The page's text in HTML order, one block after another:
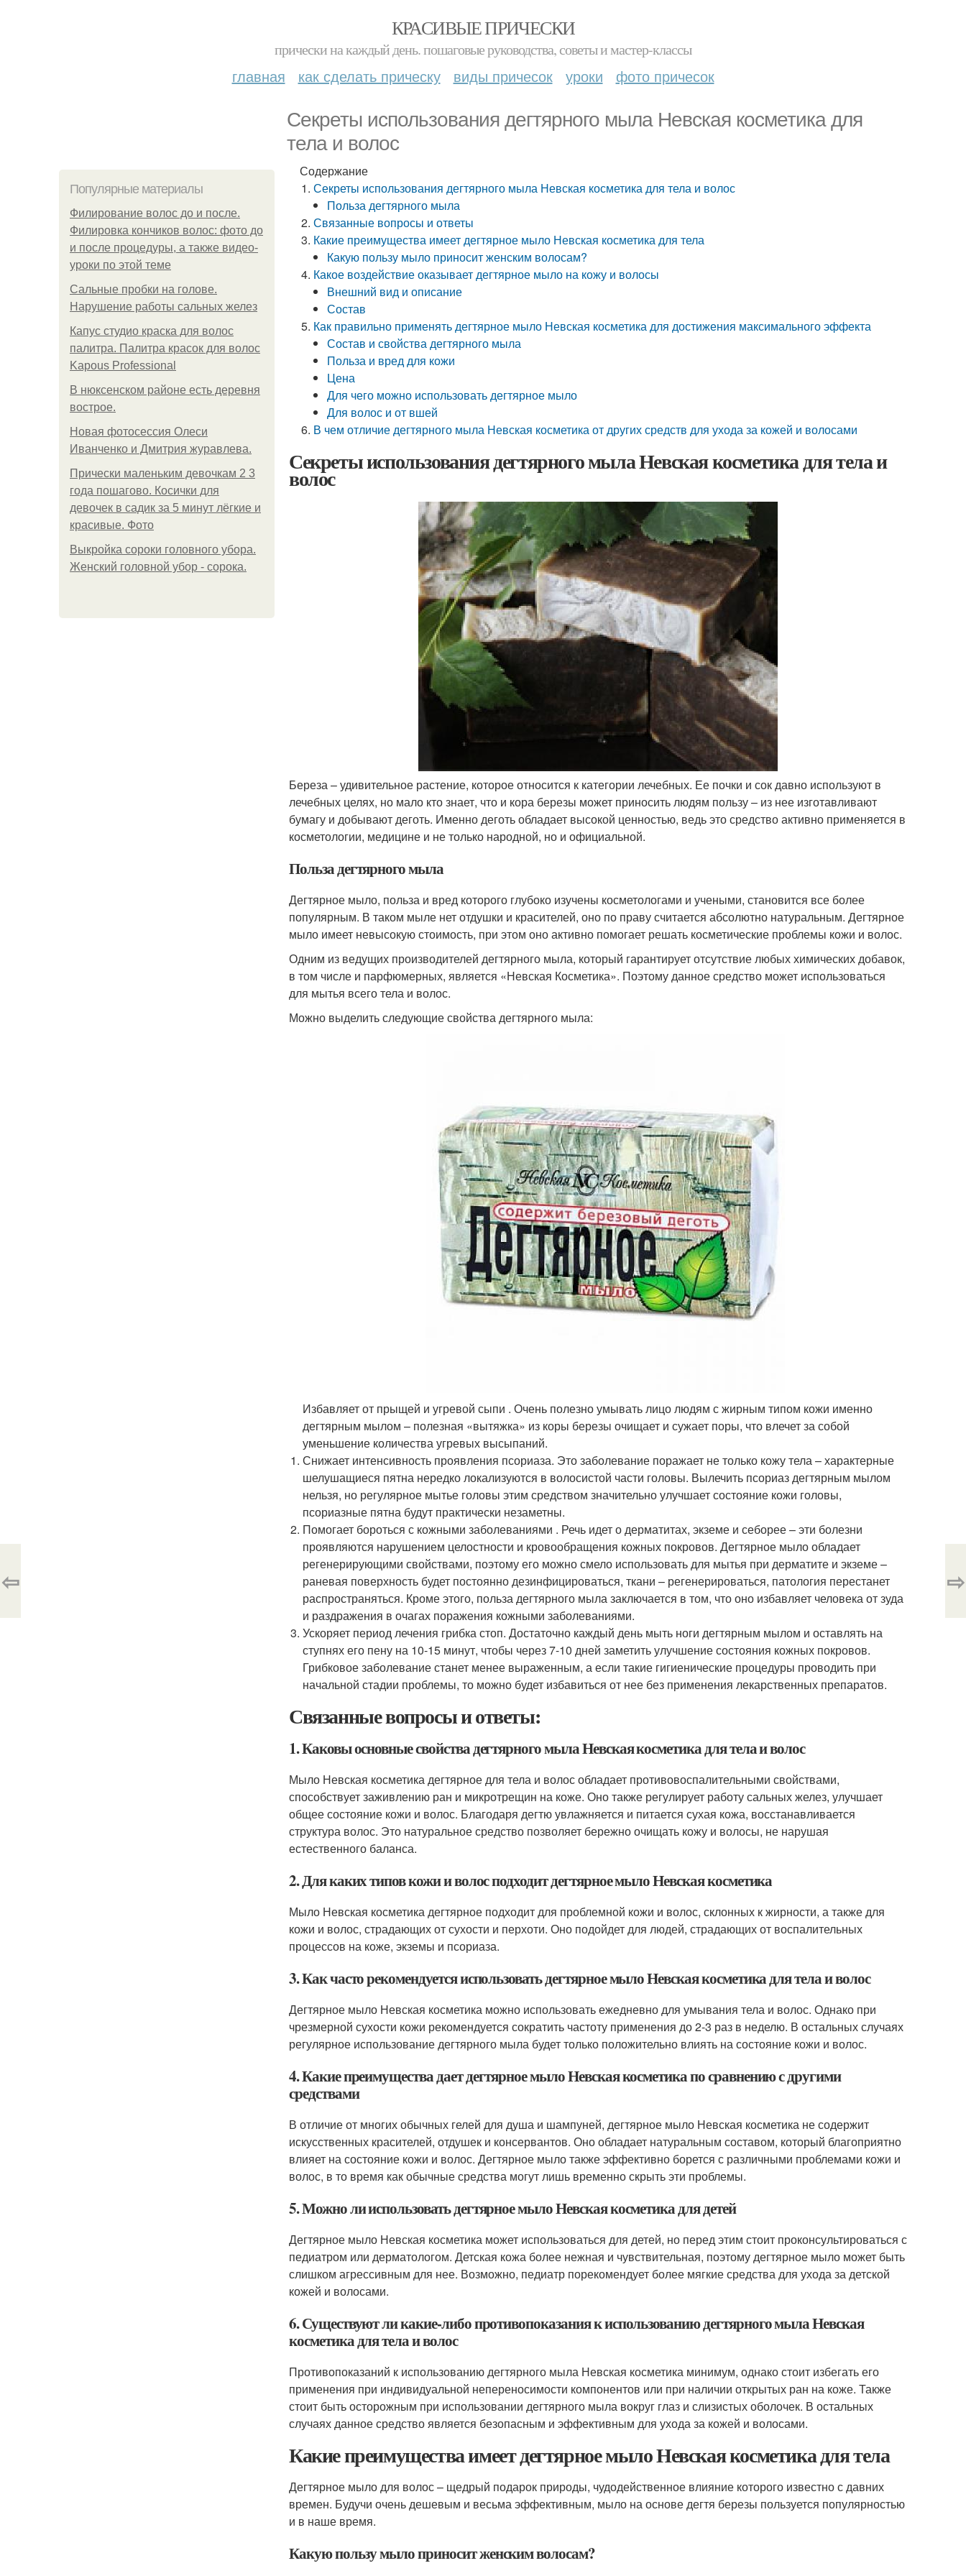
КРАСИВЫЕ ПРИЧЕСКИ
прически на каждый день. пошаговые руководства, советы и мастер-классы
главная как сделать прическу виды причесок уроки фото причесок
Секреты использования дегтярного мыла Невская косметика для
тела и волос
Популярные материалы
Филирование волос до и после.
Филировка кончиков волос: фото до
и после процедуры, а также видео-
уроки по этой теме
Сальные пробки на голове.
Нарушение работы сальных желез
Капус студио краска для волос
палитра. Палитра красок для волос
Kapous Professional
В нюксенском районе есть деревня
вострое.
Новая фотосессия Олеси
Иванченко и Дмитрия журавлева.
Прически маленьким девочкам 2 3
года пошагово. Косички для
девочек в садик за 5 минут лёгкие и
красивые. Фото
Выкройка сороки головного убора.
Женский головной убор - сорока.
Содержание
Секреты использования дегтярного мыла Невская косметика для тела и волос
Польза дегтярного мыла
Связанные вопросы и ответы
Какие преимущества имеет дегтярное мыло Невская косметика для тела
Какую пользу мыло приносит женским волосам?
Какое воздействие оказывает дегтярное мыло на кожу и волосы
Внешний вид и описание
Состав
Как правильно применять дегтярное мыло Невская косметика для достижения максимального эффекта
Состав и свойства дегтярного мыла
Польза и вред для кожи
Цена
Для чего можно использовать дегтярное мыло
Для волос и от вшей
В чем отличие дегтярного мыла Невская косметика от других средств для ухода за кожей и волосами
Секреты использования дегтярного мыла Невская косметика для тела и
волос
Береза – удивительное растение, которое относится к категории лечебных. Ее почки и сок давно используют в
лечебных целях, но мало кто знает, что и кора березы может приносить людям пользу – из нее изготавливают
бумагу и добывают деготь. Именно деготь обладает высокой ценностью, ведь это средство активно применяется в
косметологии, медицине и не только народной, но и официальной.
Польза дегтярного мыла
Дегтярное мыло, польза и вред которого глубоко изучены косметологами и учеными, становится все более
популярным. В таком мыле нет отдушки и красителей, оно по праву считается абсолютно натуральным. Дегтярное
мыло имеет невысокую стоимость, при этом оно активно помогает решать косметические проблемы кожи и волос.
Одним из ведущих производителей дегтярного мыла, который гарантирует отсутствие любых химических добавок,
в том числе и парфюмерных, является «Невская Косметика». Поэтому данное средство может использоваться
для мытья всего тела и волос.
Можно выделить следующие свойства дегтярного мыла:
Избавляет от прыщей и угревой сыпи . Очень полезно умывать лицо людям с жирным типом кожи именно
дегтярным мылом – полезная «вытяжка» из коры березы очищает и сужает поры, что влечет за собой
уменьшение количества угревых высыпаний.
Снижает интенсивность проявления псориаза. Это заболевание поражает не только кожу тела – характерные
шелушащиеся пятна нередко локализуются в волосистой части головы. Вылечить псориаз дегтярным мылом
нельзя, но регулярное мытье головы этим средством значительно улучшает состояние кожи головы,
псориазные пятна будут практически незаметны.
Помогает бороться с кожными заболеваниями . Речь идет о дерматитах, экземе и себорее – эти болезни
проявляются нарушением целостности и кровообращения кожных покровов. Дегтярное мыло обладает
регенерирующими свойствами, поэтому его можно смело использовать для мытья при дерматите и экземе –
раневая поверхность будет постоянно дезинфицироваться, ткани – регенерироваться, патология перестанет
распространяться. Кроме этого, польза дегтярного мыла заключается в том, что оно избавляет человека от зуда
и раздражения в очагах поражения кожными заболеваниями.
Ускоряет период лечения грибка стоп. Достаточно каждый день мыть ноги дегтярным мылом и оставлять на
ступнях его пену на 10-15 минут, чтобы через 7-10 дней заметить улучшение состояния кожных покровов.
Грибковое заболевание станет менее выраженным, а если такие гигиенические процедуры проводить при
начальной стадии проблемы, то можно будет избавиться от нее без применения лекарственных препаратов.
Связанные вопросы и ответы:
1. Каковы основные свойства дегтярного мыла Невская косметика для тела и волос
Мыло Невская косметика дегтярное для тела и волос обладает противовоспалительными свойствами,
способствует заживлению ран и микротрещин на коже. Оно также регулирует работу сальных желез, улучшает
общее состояние кожи и волос. Благодаря дегтю увлажняется и питается сухая кожа, восстанавливается
структура волос. Это натуральное средство позволяет бережно очищать кожу и волосы, не нарушая
естественного баланса.
2. Для каких типов кожи и волос подходит дегтярное мыло Невская косметика
Мыло Невская косметика дегтярное подходит для проблемной кожи и волос, склонных к жирности, а также для
кожи и волос, страдающих от сухости и перхоти. Оно подойдет для людей, страдающих от воспалительных
процессов на коже, экземы и псориаза.
3. Как часто рекомендуется использовать дегтярное мыло Невская косметика для тела и волос
Дегтярное мыло Невская косметика можно использовать ежедневно для умывания тела и волос. Однако при
чрезмерной сухости кожи рекомендуется сократить частоту применения до 2-3 раз в неделю. В остальных случаях
регулярное использование дегтярного мыла будет только положительно влиять на состояние кожи и волос.
4. Какие преимущества дает дегтярное мыло Невская косметика по сравнению с другими
средствами
В отличие от многих обычных гелей для душа и шампуней, дегтярное мыло Невская косметика не содержит
искусственных красителей, отдушек и консервантов. Оно обладает натуральным составом, который благоприятно
влияет на состояние кожи и волос. Дегтярное мыло также эффективно борется с различными проблемами кожи и
волос, в то время как обычные средства могут лишь временно скрыть эти проблемы.
5. Можно ли использовать дегтярное мыло Невская косметика для детей
Дегтярное мыло Невская косметика может использоваться для детей, но перед этим стоит проконсультироваться с
педиатром или дерматологом. Детская кожа более нежная и чувствительная, поэтому дегтярное мыло может быть
слишком агрессивным для нее. Возможно, педиатр порекомендует более мягкие средства для ухода за детской
кожей и волосами.
6. Существуют ли какие-либо противопоказания к использованию дегтярного мыла Невская
косметика для тела и волос
Противопоказаний к использованию дегтярного мыла Невская косметика минимум, однако стоит избегать его
применения при индивидуальной непереносимости компонентов или при наличии открытых ран на коже. Также
стоит быть осторожным при использовании дегтярного мыла вокруг глаз и слизистых оболочек. В остальных
случаях данное средство является безопасным и эффективным для ухода за кожей и волосами.
Какие преимущества имеет дегтярное мыло Невская косметика для тела
Дегтярное мыло для волос – щедрый подарок природы, чудодейственное влияние которого известно с давних
времен. Будучи очень дешевым и весьма эффективным, мыло на основе дегтя березы пользуется популярностью
и в наше время.
Какую пользу мыло приносит женским волосам?
⇦ ⇨